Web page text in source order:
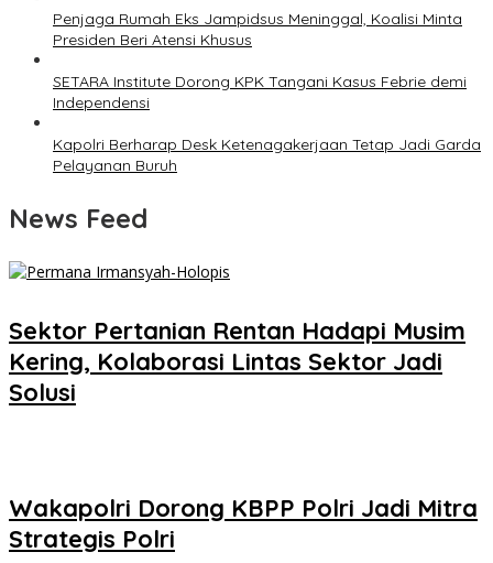
Penjaga Rumah Eks Jampidsus Meninggal, Koalisi Minta
Presiden Beri Atensi Khusus
SETARA Institute Dorong KPK Tangani Kasus Febrie demi
Independensi
Kapolri Berharap Desk Ketenagakerjaan Tetap Jadi Garda
Pelayanan Buruh
News Feed
Sektor Pertanian Rentan Hadapi Musim
Kering, Kolaborasi Lintas Sektor Jadi
Solusi
Wakapolri Dorong KBPP Polri Jadi Mitra
Strategis Polri